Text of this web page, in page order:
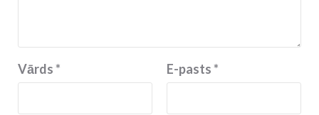
Vārds* E-pasts*